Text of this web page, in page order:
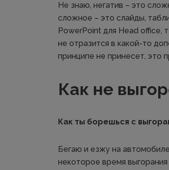
Не знаю, негатив – это
сложное – это слайды,
PowerPoint для Head office,
не отразится в какой-то
принципе не принесет, это
Как не
Как ты борешься с
Бегаю и езжу на
некоторое время